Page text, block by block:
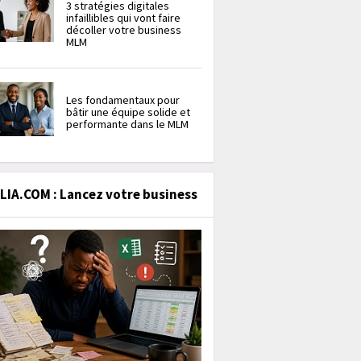
3 stratégies digitales
infaillibles qui vont faire
décoller votre business
MLM
Les fondamentaux pour
bâtir une équipe solide et
performante dans le MLM
: Lancez votre business